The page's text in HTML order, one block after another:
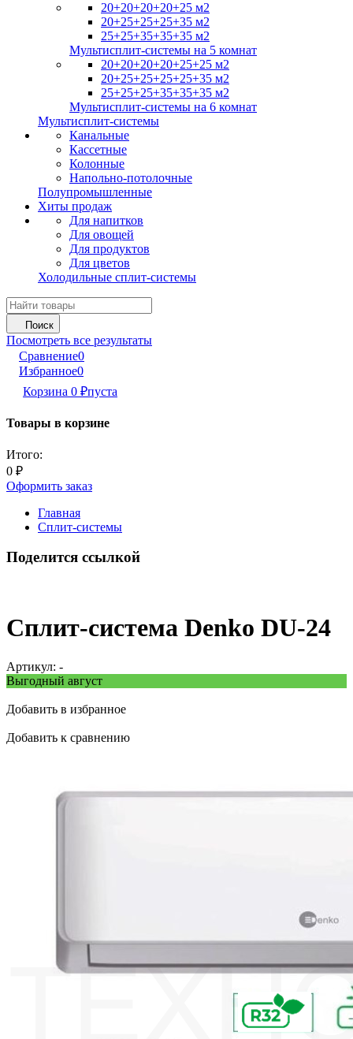
20+20+20+20+25 м2
20+25+25+25+35 м2
25+25+35+35+35 м2
Мультисплит-системы на 5 комнат
20+20+20+20+25+25 м2
20+25+25+25+25+35 м2
25+25+25+35+35+35 м2
Мультисплит-системы на 6 комнат
Мультисплит-системы
Канальные
Кассетные
Колонные
Напольно-потолочные
Полупромышленные
Хиты продаж
Для напитков
Для овощей
Для продуктов
Для цветов
Холодильные сплит-системы
Поиск
Посмотреть все результаты
Сравнение0
Избранное0
Корзина 0 ₽пуста
Товары в корзине
Итого:
0 ₽
Оформить заказ
Главная
Сплит-системы
Поделится ссылкой
Сплит-система Denko DU-24
Артикул: -
Выгодный август
Добавить в избранное
Добавить к сравнению